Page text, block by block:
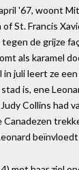
'67, woont
St. Francis
tegen de grijze
als karamel
in juli leert ze
is, ene
Collins had